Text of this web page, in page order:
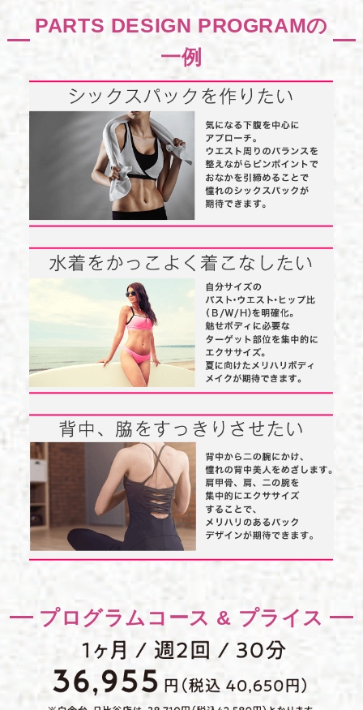
PARTS DESIGN PROGRAMの
一例
プログラムコース & プライス